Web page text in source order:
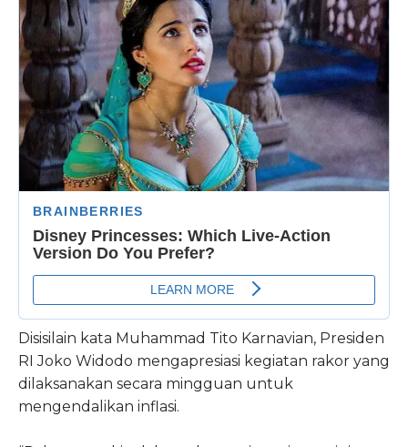
Disisilain kata Muhammad Tito Karnavian, Presiden
RI Joko Widodo mengapresiasi kegiatan rakor yang
dilaksanakan secara mingguan untuk
mengendalikan inflasi.